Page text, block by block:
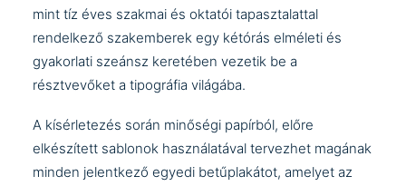
mint tíz éves szakmai és oktatói tapasztalattal
rendelkező szakemberek egy kétórás elméleti és
gyakorlati szeánsz keretében vezetik be a
résztvevőket a tipográfia világába.
A kísérletezés során minőségi papírból, előre
elkészített sablonok használatával tervezhet magának
minden jelentkező egyedi betűplakátot, amelyet az